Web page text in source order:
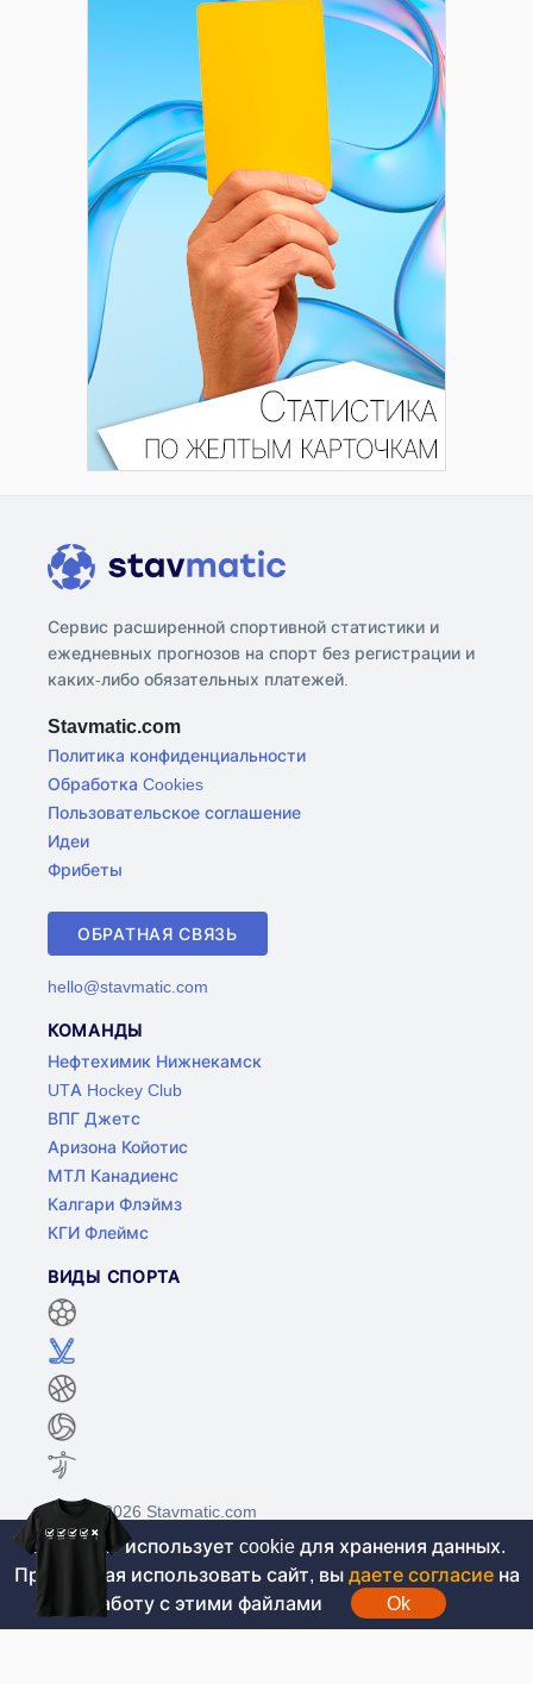
Сервис расширенной спортивной статистики и
ежедневных прогнозов на спорт без регистрации и
каких-либо обязательных платежей.
Stavmatic.com
Политика конфиденциальности
Обработка Cookies
Пользовательское соглашение
Идеи
Фрибеты
ОБРАТНАЯ СВЯЗЬ
hello@stavmatic.com
КОМАНДЫ
Нефтехимик Нижнекамск
UTA Hockey Club
ВПГ Джетс
Аризона Койотис
МТЛ Канадиенс
Калгари Флэймз
КГИ Флеймс
ВИДЫ СПОРТА
©2017-2026 Stavmatic.com
Для лиц старше 18 лет. На сайте не
проводятся игры на денежные средства, вся
Этот сайт использует cookie для хранения данных.
Продолжая использовать сайт, вы даете согласие на
работу с этими файлами
Ok